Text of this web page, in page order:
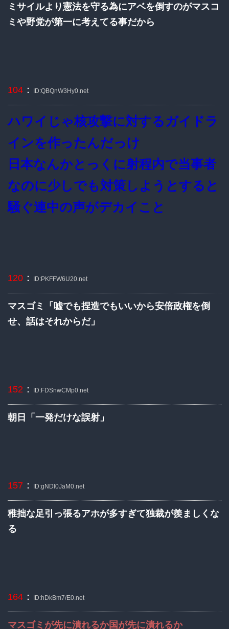
ミサイルより憲法を守る為にアベを倒すのがマスコ
ミや野党が第一に考えてる事だから
104 ： ID:QBQnW3Hy0.net
ハワイじゃ核攻撃に対するガイドラ
インを作ったんだっけ
日本なんかとっくに射程内で当事者
なのに少しでも対策しようとすると
騒ぐ連中の声がデカイこと
120 ： ID:PKFFW6U20.net
マスゴミ「嘘でも捏造でもいいから安倍政権を倒
せ、話はそれからだ」
152 ： ID:FDSnwCMp0.net
朝日「一発だけな誤射」
157 ： ID:gNDl0JaM0.net
稚拙な足引っ張るアホが多すぎて独裁が羨ましくな
る
164 ： ID:hDkBm7/E0.net
マスゴミが先に潰れるか国が先に潰れるか